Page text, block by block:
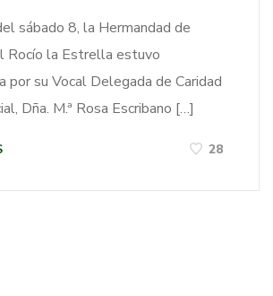
sábado 8, la Hermandad de
Rocío la Estrella estuvo
por su Vocal Delegada de Caridad
Dña. M.ª Rosa Escribano […]
28